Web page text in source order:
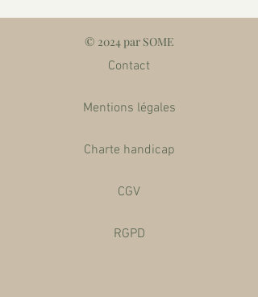
© 2024 par SOME
Contact
Mentions légales
Charte handicap
CGV
RGPD